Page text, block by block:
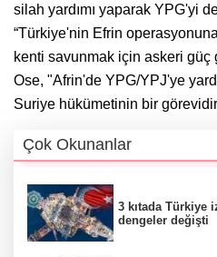
silah yardımı yaparak YPG'yi
“Türkiye'nin Efrin
kenti savunmak için askeri güç
Ose, "Afrin'de YPG/YPJ'ye
Suriye hükümetinin bir
Çok Okunanlar
3 kıtada Türkiye
dengeler değişti